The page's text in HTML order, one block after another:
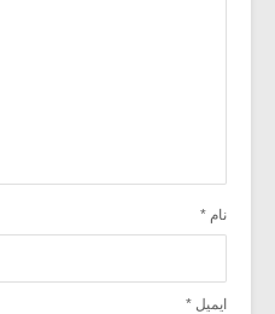
نام *
ایمیل *